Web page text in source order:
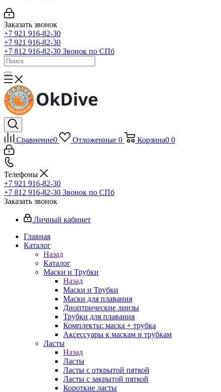
Заказать звонок
+7 921 916-82-30
+7 921 916-82-30
+7 812 916-82-30 Звонок по СПб
Сравнение0 Отложенные 0 Корзина0 0
Телефоны
+7 921 916-82-30
+7 812 916-82-30 Звонок по СПб
Заказать звонок
Личный кабинет
Главная
Каталог
Назад
Каталог
Маски и Трубки
Назад
Маски и Трубки
Маски для плавания
Диоптрические линзы
Трубки для плавания
Комплекты: маска + трубка
Аксессуары к маскам и трубкам
Ласты
Назад
Ласты
Ласты с открытой пяткой
Ласты с закрытой пяткой
Короткие ласты